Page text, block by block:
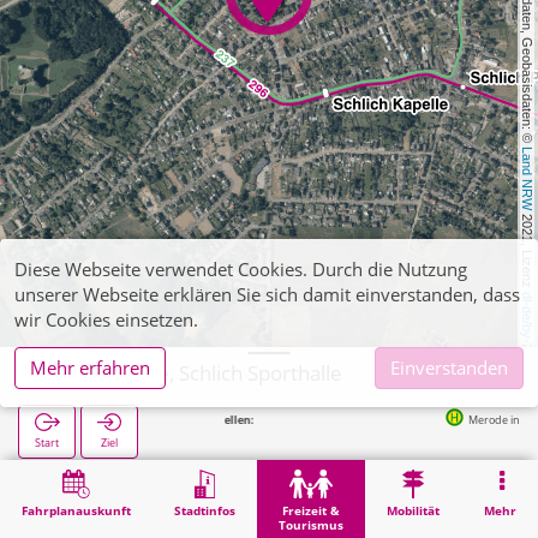
, Kartendaten, Geobasisdaten: ©
Land NRW
2021, Lizenz
dl-de/by-2-0
Fahrplanauskunft Stadtinfos
Freizeit &
Tourismus
Mobilität Mehr
Langerwehe, Schlich Sporthalle
Start Ziel
Nächste Haltestellen: Merode in 284m
Freizeit & Tourismus Langerwehe, Schlich Sporthalle
Diese Webseite verwendet Cookies. Durch die Nutzung
unserer Webseite erklären Sie sich damit einverstanden, dass
wir Cookies einsetzen.
Mehr erfahren
Einverstanden